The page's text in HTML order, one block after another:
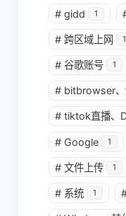
# gidd 1
# 跨区域上网 1
# 谷歌账号 1
# bitbrowser、
# tiktok直播、
# Google 1
# 文件上传 1
# 系统 1